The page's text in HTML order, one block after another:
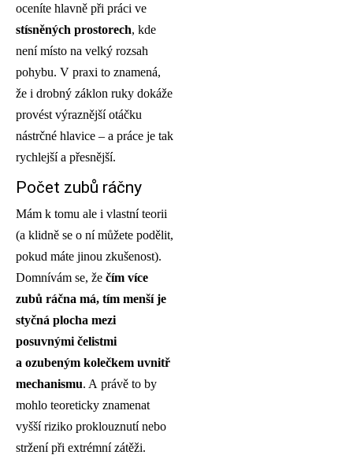
oceníte hlavně při práci ve
stísněných prostorech, kde
není místo na velký rozsah
pohybu. V praxi to znamená,
že i drobný záklon ruky dokáže
provést výraznější otáčku
nástrčné hlavice – a práce je tak
rychlejší a přesnější.
Počet zubů ráčny
Mám k tomu ale i vlastní teorii
(a klidně se o ní můžete podělit,
pokud máte jinou zkušenost).
Domnívám se, že čím více
zubů ráčna má, tím menší je
styčná plocha mezi
posuvnými čelistmi
a ozubeným kolečkem uvnitř
mechanismu. A právě to by
mohlo teoreticky znamenat
vyšší riziko proklouznutí nebo
stržení při extrémní zátěži.